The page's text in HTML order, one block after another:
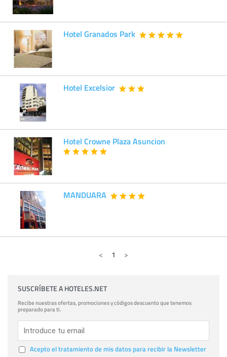
Hotel Granados Park
Hotel Excelsior
Hotel Crowne Plaza Asuncion
MANDUARA
1
SUSCRÍBETE A HOTELES.NET
Recibe nuestras ofertas, promociones y códigos descuento que tenemos
preparado para ti.
Acepto el tratamiento de mis datos para recibir la Newsletter